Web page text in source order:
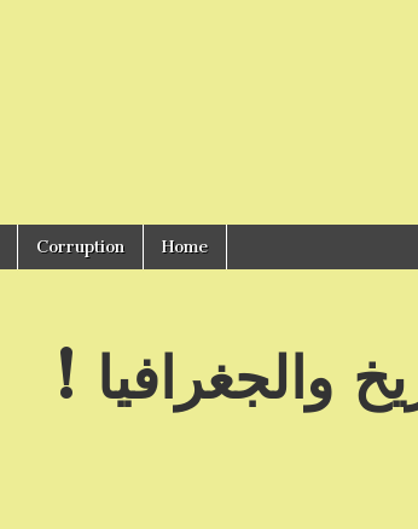
Home
Corruption
والجغرافيا !